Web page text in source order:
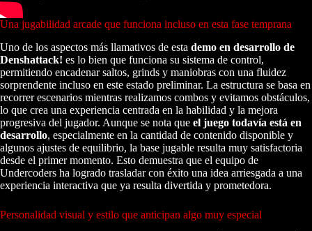
Una jugabilidad arcade que funciona incluso en esta fase temprana
Uno de los aspectos más llamativos de esta demo en desarrollo de
Denshattack! es lo bien que funciona su sistema de control,
permitiendo encadenar saltos, grinds y maniobras con una fluidez
sorprendente incluso en este estado preliminar. La estructura se basa en
recorrer escenarios mientras realizamos combos y evitamos obstáculos,
lo que crea una experiencia centrada en la habilidad y la mejora
progresiva del jugador. Aunque se nota que el juego todavía está en
desarrollo, especialmente en la cantidad de contenido disponible y
algunos ajustes de equilibrio, la base jugable resulta muy satisfactoria
desde el primer momento. Esto demuestra que el equipo de
Undercoders ha logrado trasladar con éxito una idea arriesgada a una
experiencia interactiva que ya resulta divertida y prometedora.
Personalidad visual y estilo que anticipan algo muy especial